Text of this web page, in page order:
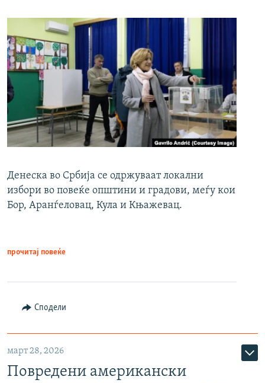
Денеска во Србија се одржуваат локални
избори во повеќе општини и градови, меѓу кои
Бор, Аранѓеловац, Кула и Књажевац.
прочитај повеќе
Сподели
март 28, 2026
Повредени американски